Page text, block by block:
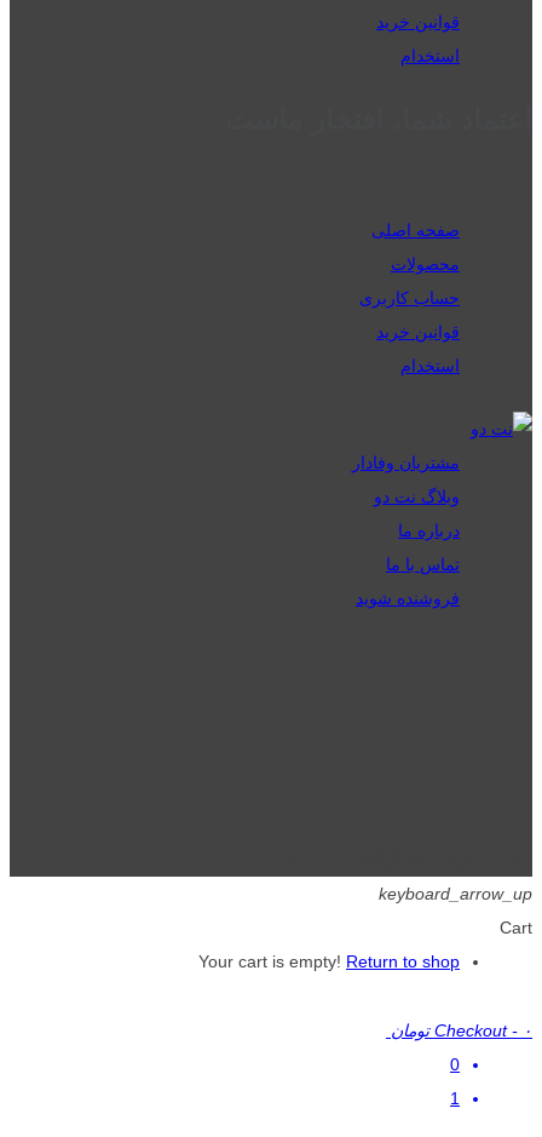
قوانین خرید
استخدام
صفحه اصلی
محصولات
حساب کاربری
قوانین خرید
استخدام
مشتریان وفادار
وبلاگ نت دو
درباره ما
تماس با ما
فروشنده شوید
keyboard_arrow_up
Cart
Your cart is empty! Return to shop
Checkout - ۰ تومان
0
1